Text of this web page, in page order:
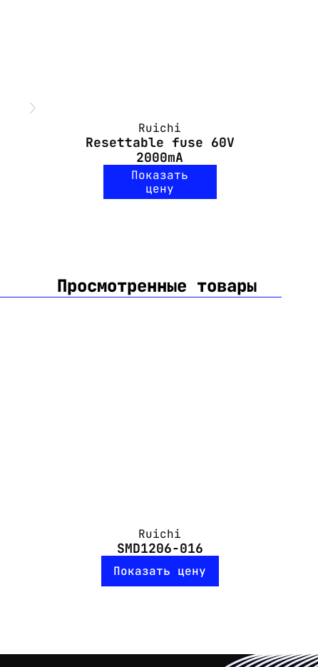
Ruichi
Resettable fuse 60V
2000mA
Показать
цену
Просмотренные товары
Ruichi
SMD1206-016
Показать цену